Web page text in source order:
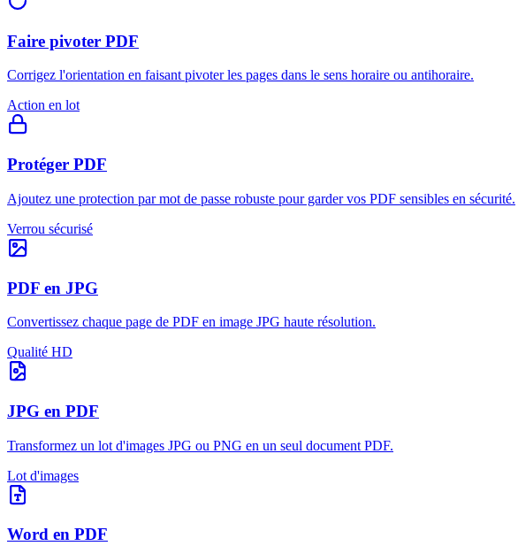
Faire pivoter PDF
Corrigez l'orientation en faisant pivoter les pages dans le sens horaire ou antihoraire.
Action en lot
Protéger PDF
Ajoutez une protection par mot de passe robuste pour garder vos PDF sensibles en sécurité.
Verrou sécurisé
PDF en JPG
Convertissez chaque page de PDF en image JPG haute résolution.
Qualité HD
JPG en PDF
Transformez un lot d'images JPG ou PNG en un seul document PDF.
Lot d'images
Word en PDF